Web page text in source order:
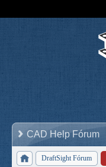
CAD Help Fórum
DraftSight Fórum